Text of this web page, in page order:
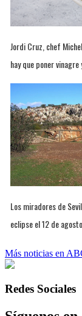
Jordi Cruz, chef
hay que poner
Los miradores de
eclipse el 12 de agosto
Más noticias en
Redes Sociales